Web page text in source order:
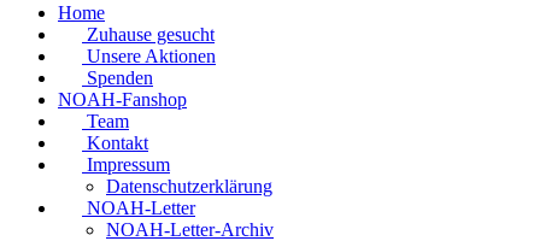
Home
Zuhause gesucht
Unsere Aktionen
Spenden
NOAH-Fanshop
Team
Kontakt
Impressum
Datenschutzerklärung
NOAH-Letter
NOAH-Letter-Archiv